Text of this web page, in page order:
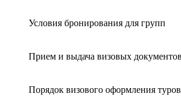
Условия бронирования для групп
Прием и выдача визовых документов
Порядок визового оформления